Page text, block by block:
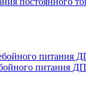
питания
питания